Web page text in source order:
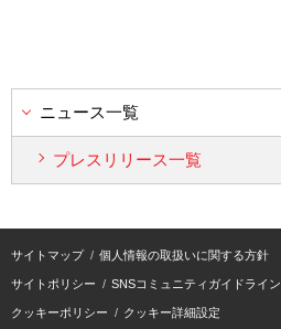
ニュース一覧
プレスリリース一覧
サイトマップ 個人情報の取扱いに関する方針
サイトポリシー SNSコミュニティガイドライン
クッキーポリシー クッキー詳細設定